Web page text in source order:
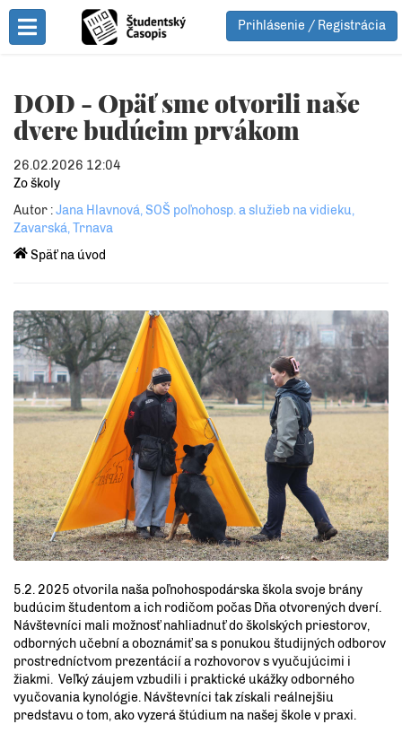
Toggle Menu
Prihlásenie / Registrácia
DOD - Opäť sme otvorili naše
dvere budúcim prvákom
26.02.2026 12:04
Zo školy
Autor :Jana Hlavnová, SOŠ poľnohosp. a služieb na vidieku,
Zavarská, Trnava
Späť na úvod
5.2. 2025 otvorila naša poľnohospodárska škola svoje brány
budúcim študentom a ich rodičom počas Dňa otvorených dverí.
Návštevníci mali možnosť nahliadnuť do školských priestorov,
odborných učební a oboznámiť sa s ponukou študijných odborov
prostredníctvom prezentácií a rozhovorov s vyučujúcimi i
žiakmi. Veľký záujem vzbudili i praktické ukážky odborného
vyučovania kynológie. Návštevníci tak získali reálnejšiu
predstavu o tom, ako vyzerá štúdium na našej škole v praxi.